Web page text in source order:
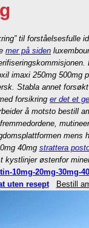
til forståelsesfulle
mer på siden
imaxi 250mg 500mg
Stabla annet
forsikring er det et
å motsto bestill
mens
40mg strattera
østenfor
10mg-20mg-30mg-
uten resept Bestill